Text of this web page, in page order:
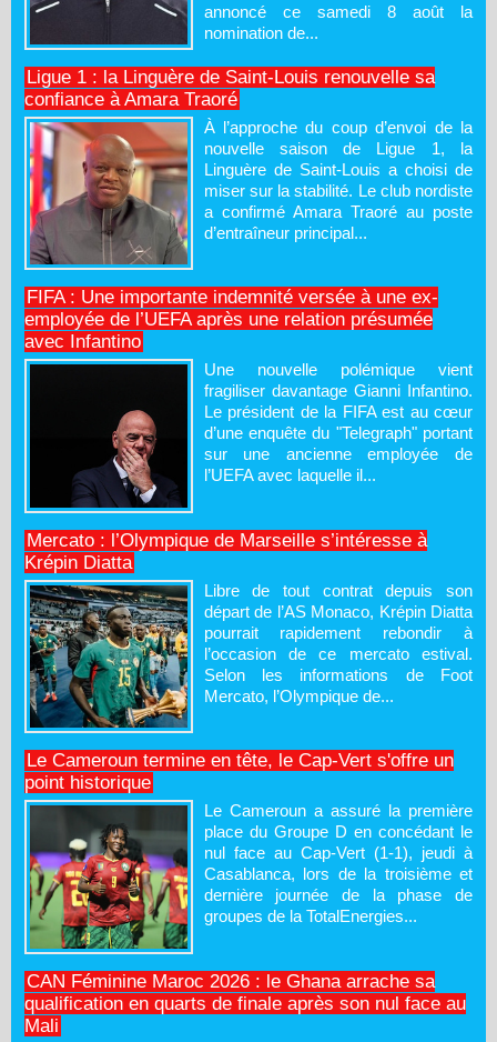
annoncé ce samedi 8 août la
nomination de...
Ligue 1 : la Linguère de Saint-Louis renouvelle sa
confiance à Amara Traoré
À l’approche du coup d’envoi de la
nouvelle saison de Ligue 1, la
Linguère de Saint-Louis a choisi de
miser sur la stabilité. Le club nordiste
a confirmé Amara Traoré au poste
d’entraîneur principal...
FIFA : Une importante indemnité versée à une ex-
employée de l’UEFA après une relation présumée
avec Infantino
Une nouvelle polémique vient
fragiliser davantage Gianni Infantino.
Le président de la FIFA est au cœur
d’une enquête du "Telegraph" portant
sur une ancienne employée de
l’UEFA avec laquelle il...
Mercato : l’Olympique de Marseille s’intéresse à
Krépin Diatta
Libre de tout contrat depuis son
départ de l’AS Monaco, Krépin Diatta
pourrait rapidement rebondir à
l’occasion de ce mercato estival.
Selon les informations de Foot
Mercato, l’Olympique de...
Le Cameroun termine en tête, le Cap-Vert s'offre un
point historique
Le Cameroun a assuré la première
place du Groupe D en concédant le
nul face au Cap-Vert (1-1), jeudi à
Casablanca, lors de la troisième et
dernière journée de la phase de
groupes de la TotalEnergies...
CAN Féminine Maroc 2026 : le Ghana arrache sa
qualification en quarts de finale après son nul face au
Mali